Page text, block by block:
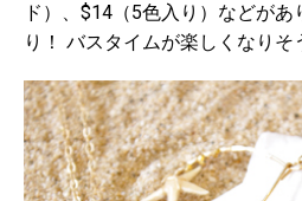
ド）、$14（5色入り）などが
り！ バスタイムが楽しくなりそ